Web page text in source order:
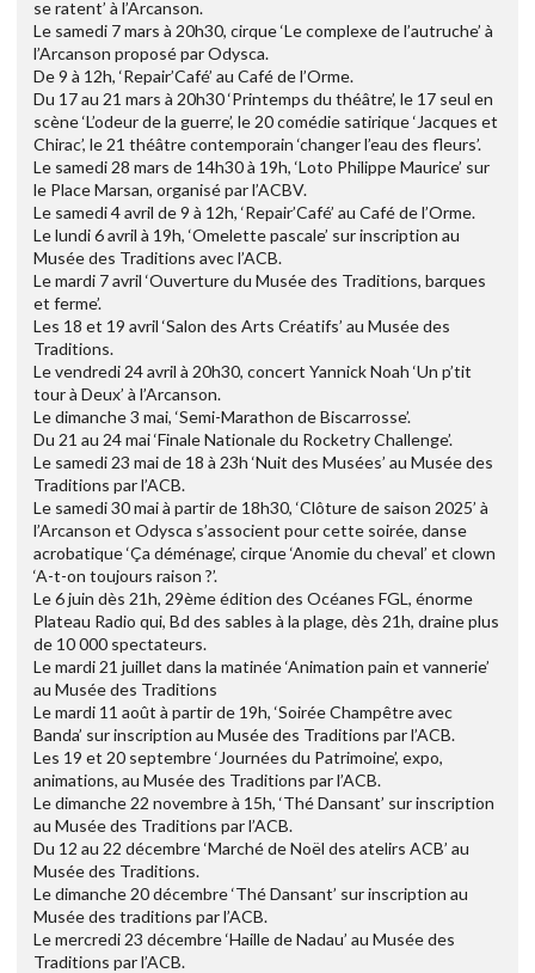
se ratent’ à l’Arcanson.
Le samedi 7 mars à 20h30, cirque ‘Le complexe de l’autruche’ à
l’Arcanson proposé par Odysca.
De 9 à 12h, ‘Repair’Café’ au Café de l’Orme.
Du 17 au 21 mars à 20h30 ‘Printemps du théâtre’, le 17 seul en
scène ‘L’odeur de la guerre’, le 20 comédie satirique ‘Jacques et
Chirac’, le 21 théâtre contemporain ‘changer l’eau des fleurs’.
Le samedi 28 mars de 14h30 à 19h, ‘Loto Philippe Maurice’ sur
le Place Marsan, organisé par l’ACBV.
Le samedi 4 avril de 9 à 12h, ‘Repair’Café’ au Café de l’Orme.
Le lundi 6 avril à 19h, ‘Omelette pascale’ sur inscription au
Musée des Traditions avec l’ACB.
Le mardi 7 avril ‘Ouverture du Musée des Traditions, barques
et ferme’.
Les 18 et 19 avril ‘Salon des Arts Créatifs’ au Musée des
Traditions.
Le vendredi 24 avril à 20h30, concert Yannick Noah ‘Un p’tit
tour à Deux’ à l’Arcanson.
Le dimanche 3 mai, ‘Semi-Marathon de Biscarrosse’.
Du 21 au 24 mai ‘Finale Nationale du Rocketry Challenge’.
Le samedi 23 mai de 18 à 23h ‘Nuit des Musées’ au Musée des
Traditions par l’ACB.
Le samedi 30 mai à partir de 18h30, ‘Clôture de saison 2025’ à
l’Arcanson et Odysca s’associent pour cette soirée, danse
acrobatique ‘Ça déménage’, cirque ‘Anomie du cheval’ et clown
‘A-t-on toujours raison ?’.
Le 6 juin dès 21h, 29ème édition des Océanes FGL, énorme
Plateau Radio qui, Bd des sables à la plage, dès 21h, draine plus
de 10 000 spectateurs.
Le mardi 21 juillet dans la matinée ‘Animation pain et vannerie’
au Musée des Traditions
Le mardi 11 août à partir de 19h, ‘Soirée Champêtre avec
Banda’ sur inscription au Musée des Traditions par l’ACB.
Les 19 et 20 septembre ‘Journées du Patrimoine’, expo,
animations, au Musée des Traditions par l’ACB.
Le dimanche 22 novembre à 15h, ‘Thé Dansant’ sur inscription
au Musée des Traditions par l’ACB.
Du 12 au 22 décembre ‘Marché de Noël des atelirs ACB’ au
Musée des Traditions.
Le dimanche 20 décembre ‘Thé Dansant’ sur inscription au
Musée des traditions par l’ACB.
Le mercredi 23 décembre ‘Haille de Nadau’ au Musée des
Traditions par l’ACB.